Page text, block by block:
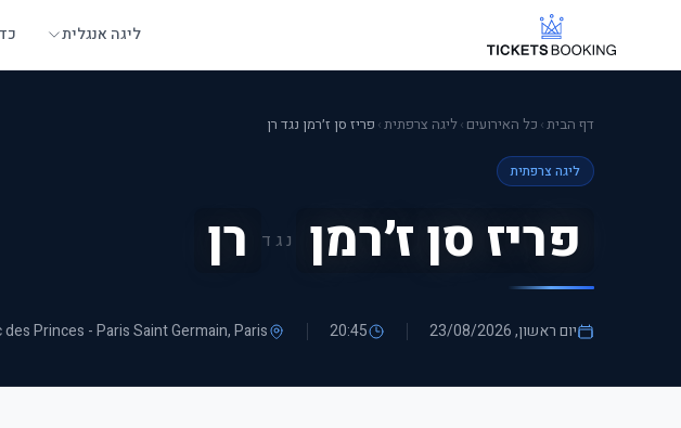
ליגה אנגלית
דף הבית› כל האירועים ›ליגה צרפתית› פריז סן ז׳רמן נגד רן
ליגה צרפתית
פריז סן ז׳רמן נגד רן
יום ראשון, 23/08/2026 20:45
des Princes - Paris Saint Germain, Paris